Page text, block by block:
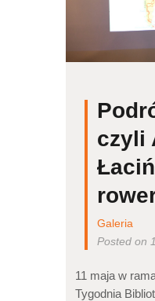
czyli
Galeria
Posted on
11 maja w
Tygodnia